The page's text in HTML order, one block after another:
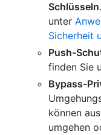
Schlüsseln
unter
Sicherheit
Push-
finden Sie
Bypass-
können
umgehen